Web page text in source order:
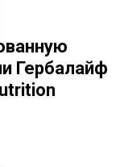
Гербалайф